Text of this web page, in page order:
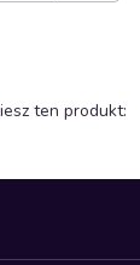
ten produkt: